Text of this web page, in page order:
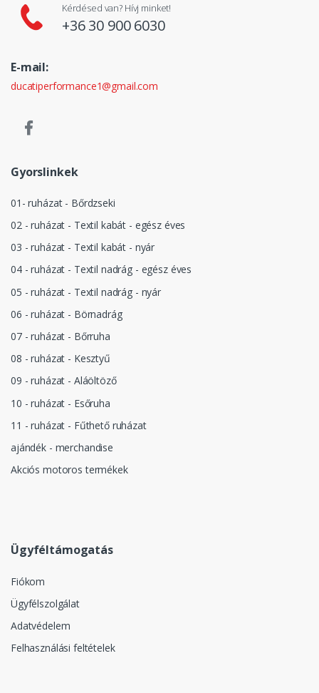
Kérdésed van? Hívj minket!
+36 30 900 6030
E-mail:
ducatiperformance1@gmail.com
Gyorslinkek
01- ruházat - Bőrdzseki
02 - ruházat - Textil kabát - egész éves
03 - ruházat - Textil kabát - nyár
04 - ruházat - Textil nadrág - egész éves
05 - ruházat - Textil nadrág - nyár
06 - ruházat - Börnadrág
07 - ruházat - Bőrruha
08 - ruházat - Kesztyű
09 - ruházat - Aláöltöző
10 - ruházat - Esőruha
11 - ruházat - Fűthető ruházat
ajándék - merchandise
Akciós motoros termékek
Ügyféltámogatás
Fiókom
Ügyfélszolgálat
Adatvédelem
Felhasználási feltételek